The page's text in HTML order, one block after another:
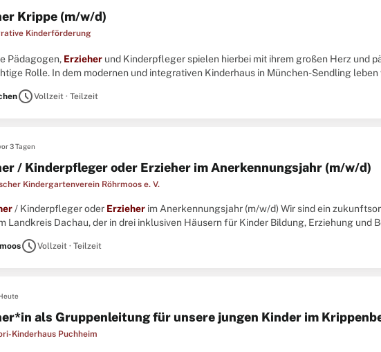
Krippe (m/w/d)
Kinderförderung
Pädagogen, Erzieher und Kinderpfleger spielen hierbei mit ihrem großen Herz und
Rolle. In dem modernen und integrativen Kinderhaus in München-Sendling
scheduleVollzeit · Teilzeit
3 Tagen
/ Kinderpfleger oder Erzieher im Anerkennungsjahr (m/w/d)
Kindergartenverein Röhrmoos e. V.
/ Kinderpfleger oder Erzieher im Anerkennungsjahr (m/w/d) Wir sind ein
Landkreis Dachau, der in drei inklusiven Häusern für Kinder Bildung, Erziehung und
scheduleVollzeit · Teilzeit
als Gruppenleitung für unsere jungen Kinder im
Kinderhaus Puchheim